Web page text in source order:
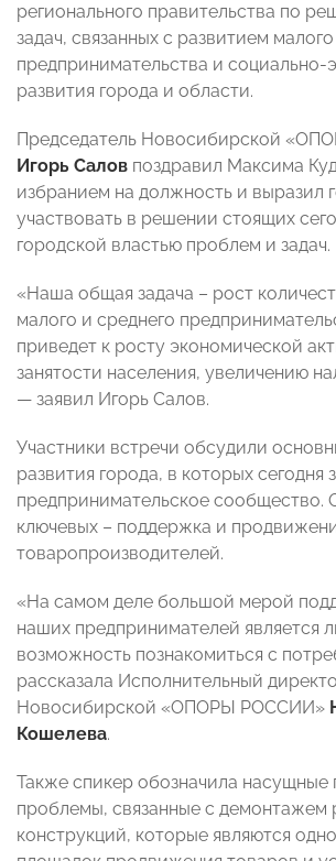
регионального правительства по
задач, связанных с развитием малого
предпринимательства и социально-
развития города и области.
Председатель Новосибирской
Игорь Салов поздравил Максима
избранием на должность и выразил
участвовать в решении стоящих
городской властью проблем и задач.
«Наша общая задача – рост
малого и среднего
приведет к росту экономической
занятости населения, увеличению
— заявил Игорь Салов.
Участники встречи обсудили
развития города, в которых сегодня
предпринимательское сообщество.
ключевых – поддержка и
товаропроизводителей.
«На самом деле большой мерой
наших предпринимателей является
возможность познакомиться с
рассказала Исполнительный
Новосибирской «ОПОРЫ РОССИИ»
Кошелева.
Также спикер обозначила насущные
проблемы, связанные с демонтажем
конструкций, которые являются